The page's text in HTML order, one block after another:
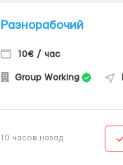
Разнорабочий
10€ / час
Group Working
10 часов назад